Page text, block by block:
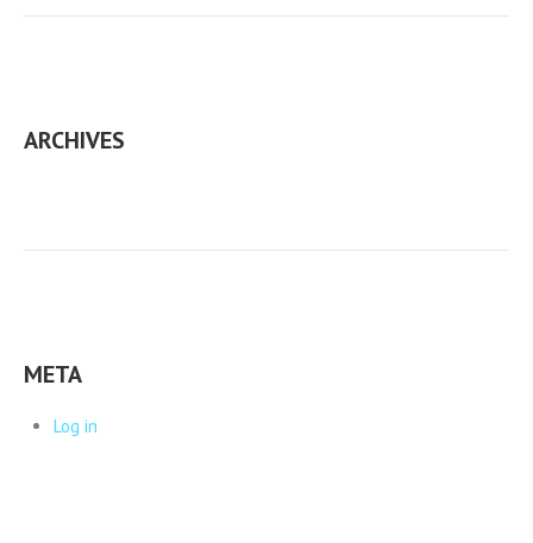
ARCHIVES
META
Log in